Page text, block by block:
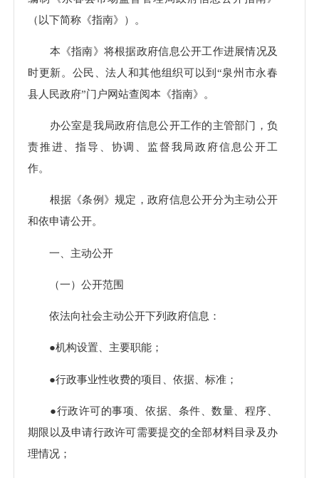
（以下简称《指南》）。
本《指南》将根据政府信息公开工作进展情况及
时更新。公民、法人和其他组织可以到 “泉州市永春
县人民政府”门户网站查阅本《指南》。
办公室是我局政府信息公开工作的主管部门，负
责推进、指导、协调、监督我局政府信息公开工
作。
根据《条例》规定，政府信息公开分为主动公开
和依申请公开。
一、主动公开
（一）公开范围
依法向社会主动公开下列政府信息：
●机构设置、主要职能；
●行政事业性收费的项目、依据、标准；
●行政许可的事项、依据、条件、数量、程序、
期限以及申请行政许可需要提交的全部材料目录及办
理情况；